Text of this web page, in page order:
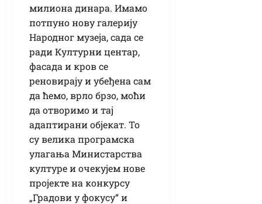
милиона динара. Имамо
потпуно нову галерију
Народног музеја, сада се
ради Културни центар,
фасада и кров се
реновирају и убеђена сам
да ћемо, врло брзо, моћи
да отворимо и тај
адаптирани објекат. То
су велика програмска
улагања Министарства
културе и очекујем нове
пројекте на конкурсу
„Градови у фокусу“ и